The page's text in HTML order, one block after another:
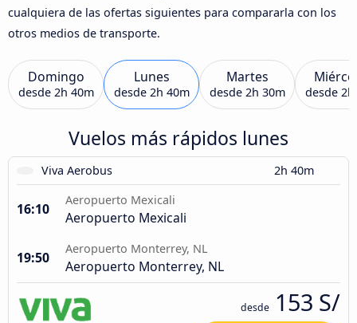
cualquiera de las ofertas siguientes para compararla con los
otros medios de transporte.
Domingo
desde 2h 40m
Lunes
desde 2h 40m
Martes
desde 2h 30m desde 2h
Vuelos más rápidos lunes
Viva Aerobus 2h 40m
16:10
Aeropuerto Mexicali
Aeropuerto Mexicali
19:50
Aeropuerto Monterrey, NL
Aeropuerto Monterrey, NL
desde 153 S/